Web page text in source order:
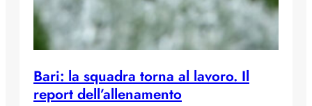
Bari: la squadra torna al lavoro. Il
report dell’allenamento